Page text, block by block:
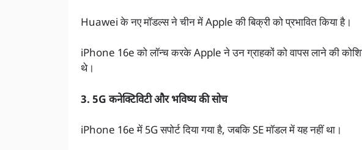
Huawei के नए मॉडल्स ने चीन में Apple की बिक्री को प्रभावित किया है।
iPhone 16e को लॉन्च करके Apple ने उन ग्राहकों को वापस लाने की
थे।
3. 5G कनेक्टिविटी और भविष्य की सोच
iPhone 16e में 5G सपोर्ट दिया गया है, जबकि SE मॉडल में यह नहीं था।